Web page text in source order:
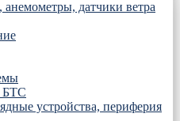
датчики ветра
БТС
устройства, периферия